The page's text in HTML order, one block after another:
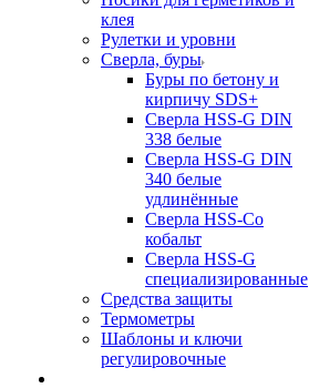
клея
Рулетки и уровни
Сверла, буры
Буры по бетону и
кирпичу SDS+
Сверла HSS-G DIN
338 белые
Сверла HSS-G DIN
340 белые
удлинённые
Сверла HSS-Co
кобальт
Сверла HSS-G
специализированные
Средства защиты
Термометры
Шаблоны и ключи
регулировочные